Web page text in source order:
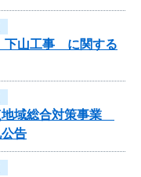
下山工事 に関する
地域総合対策事業
告